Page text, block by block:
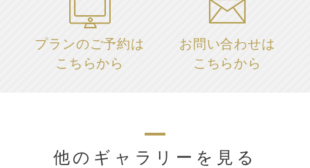
プランのご予約は
こちらから
お問い合わせは
こちらから
他のギャラリーを見る